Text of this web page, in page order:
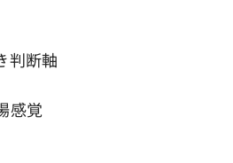
判断軸
感覚